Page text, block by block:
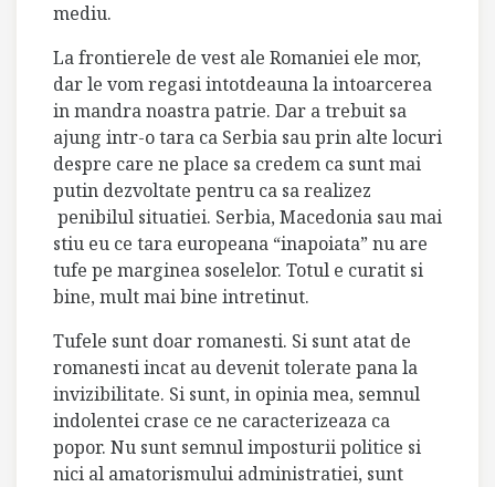
mediu.
La frontierele de vest ale Romaniei ele mor,
dar le vom regasi intotdeauna la intoarcerea
in mandra noastra patrie. Dar a trebuit sa
ajung intr-o tara ca Serbia sau prin alte locuri
despre care ne place sa credem ca sunt mai
putin dezvoltate pentru ca sa realizez
penibilul situatiei. Serbia, Macedonia sau mai
stiu eu ce tara europeana “inapoiata” nu are
tufe pe marginea soselelor. Totul e curatit si
bine, mult mai bine intretinut.
Tufele sunt doar romanesti. Si sunt atat de
romanesti incat au devenit tolerate pana la
invizibilitate. Si sunt, in opinia mea, semnul
indolentei crase ce ne caracterizeaza ca
popor. Nu sunt semnul imposturii politice si
nici al amatorismului administratiei, sunt